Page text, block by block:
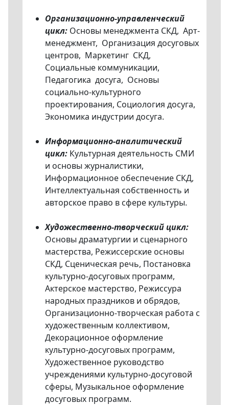
Организационно-управленческий
цикл: Основы менеджмента СКД, Арт-
менеджмент, Организация досуговых
центров, Маркетинг СКД,
Социальные коммуникации,
Педагогика досуга, Основы
социально-культурного
проектирования, Социология досуга,
Экономика индустрии досуга.
Информационно-аналитический
цикл: Культурная деятельность СМИ
и основы журналистики,
Информационное обеспечение СКД,
Интеллектуальная собственность и
авторское право в сфере культуры.
Художественно-творческий цикл:
Основы драматургии и сценарного
мастерства, Режиссерские основы
СКД, Сценическая речь, Постановка
культурно-досуговых программ,
Актерское мастерство, Режиссура
народных праздников и обрядов,
Организационно-творческая работа с
художественным коллективом,
Декорационное оформление
культурно-досуговых программ,
Художественное руководство
учреждениями культурно-досуговой
сферы, Музыкальное оформление
досуговых программ.